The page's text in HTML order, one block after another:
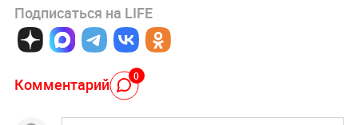
Подписаться на LIFE
Комментарий 0